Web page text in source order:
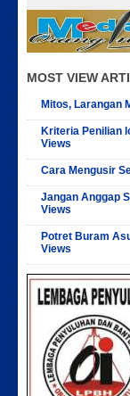
MOST VIEW
Mitos, Larangan
Kriteria Penilian
Views
Cara Mengusir
Jangan Anggap
Views
Potret Buram
Views